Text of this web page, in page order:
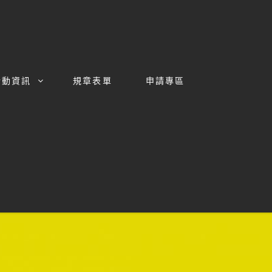
資訊 規章表單 申請專區